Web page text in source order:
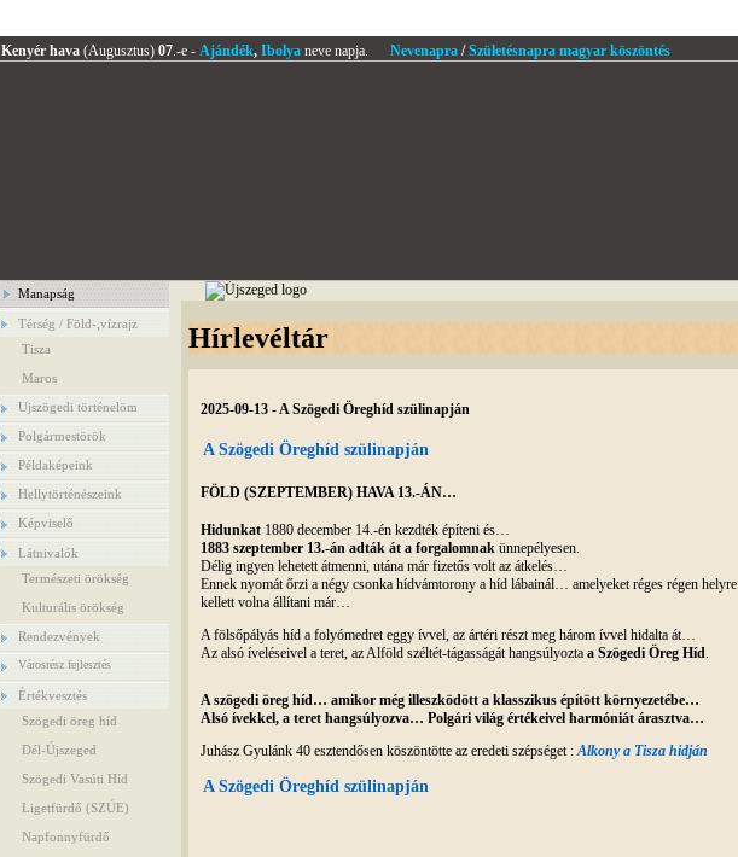
Kenyér hava (Augusztus) 07.-e - Ajándék, Ibolyaneve napja. Nevenapra/Születésnapra magyar köszöntés
Manapság
Térség / Föld-,vízrajz
Tisza
Maros
Ujszögedi történelöm
Polgármestörök
Példaképeink
Hellytörténészeink
Képviselő
Látnivalók
Természeti örökség
Kulturális örökség
Rendezvények
Városrész fejlesztés
Értékvesztés
Szögedi öreg híd
Dél-Újszeged
Szögedi Vasúti Híd
Ligetfürdő (SZÚE)
Napfonnyfürdő
Hírlevéltár
2025-09-13 - A Szögedi Öreghíd szülinapján
A Szögedi Öreghíd szülinapján
FÖLD (SZEPTEMBER) HAVA 13.-ÁN…
Hidunkat1880 december 14.-én kezdték építeni és…
1883 szeptember 13.-án adták át a forgalomnakünnepélyesen.
Délig ingyen lehetett átmenni, utána már fizetős volt az átkelés…
Ennek nyomát őrzi a négy csonka hídvámtorony a híd lábainál… amelyeket réges régen helyre
kellett volna állítani már…
A fölsőpályás híd a folyómedret eggy ívvel, az ártéri részt meg három ívvel hidalta át…
Az alsó íveléseivel a teret, az Alföld széltét-tágasságát hangsúlyozta a Szögedi Öreg Híd.
A szögedi öreg híd… amikor még illeszködött a klasszikus építött környezetébe…
Alsó ívekkel, a teret hangsúlyozva… Polgári világ értékeivel harmóniát árasztva…
Juhász Gyulánk 40 esztendősen köszöntötte az eredeti szépséget :Alkony a Tisza hidján
A Szögedi Öreghíd szülinapján